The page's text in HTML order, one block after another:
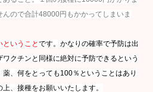
ので合計48000円もかかってしまいま
ということです。かなりの確率で予防は出
クチンと同様に絶対に予防できるという
、何をとっても100％ということはあり
、接種をお願いいたします。